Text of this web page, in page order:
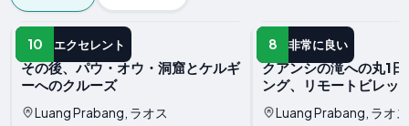
10 エクセレント
水分活性
その後、パウ・オウ・洞窟とケルギ
ーへのクルーズ
Luang Prabang, ラオス
8 非常に良い
水分活性
クアンシの滝への丸1
ング、リモートビレッ
Luang Prabang, ラオス